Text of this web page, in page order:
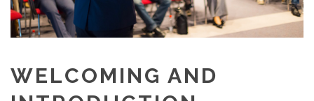
WELCOMING AND